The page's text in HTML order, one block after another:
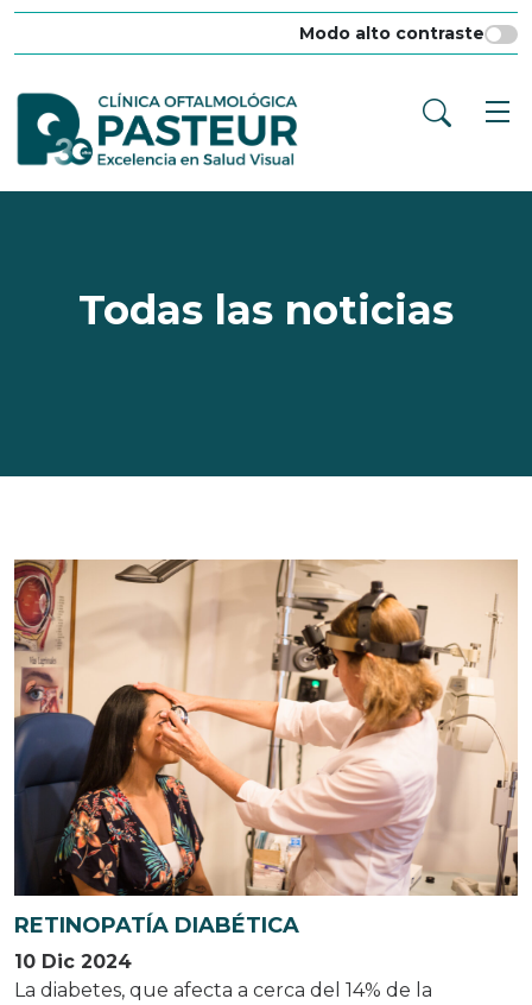
Modo alto contraste
Todas las noticias
RETINOPATÍA DIABÉTICA
10 Dic 2024
La diabetes, que afecta a cerca del 14% de la